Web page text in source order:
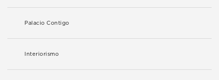
Palacio Contigo
Interiorismo